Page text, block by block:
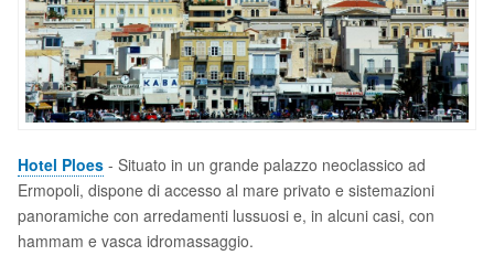
Hotel Ploes - Situato in un grande palazzo neoclassico ad
Ermopoli, dispone di accesso al mare privato e sistemazioni
panoramiche con arredamenti lussuosi e, in alcuni casi, con
hammam e vasca idromassaggio.